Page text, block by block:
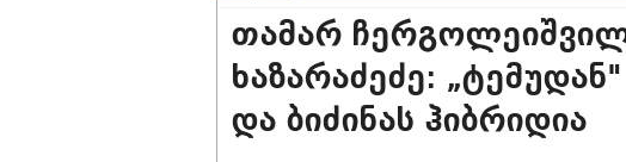
თამარ
ხაზარაძეძე:
და ბიძინას ჰიბრიდია